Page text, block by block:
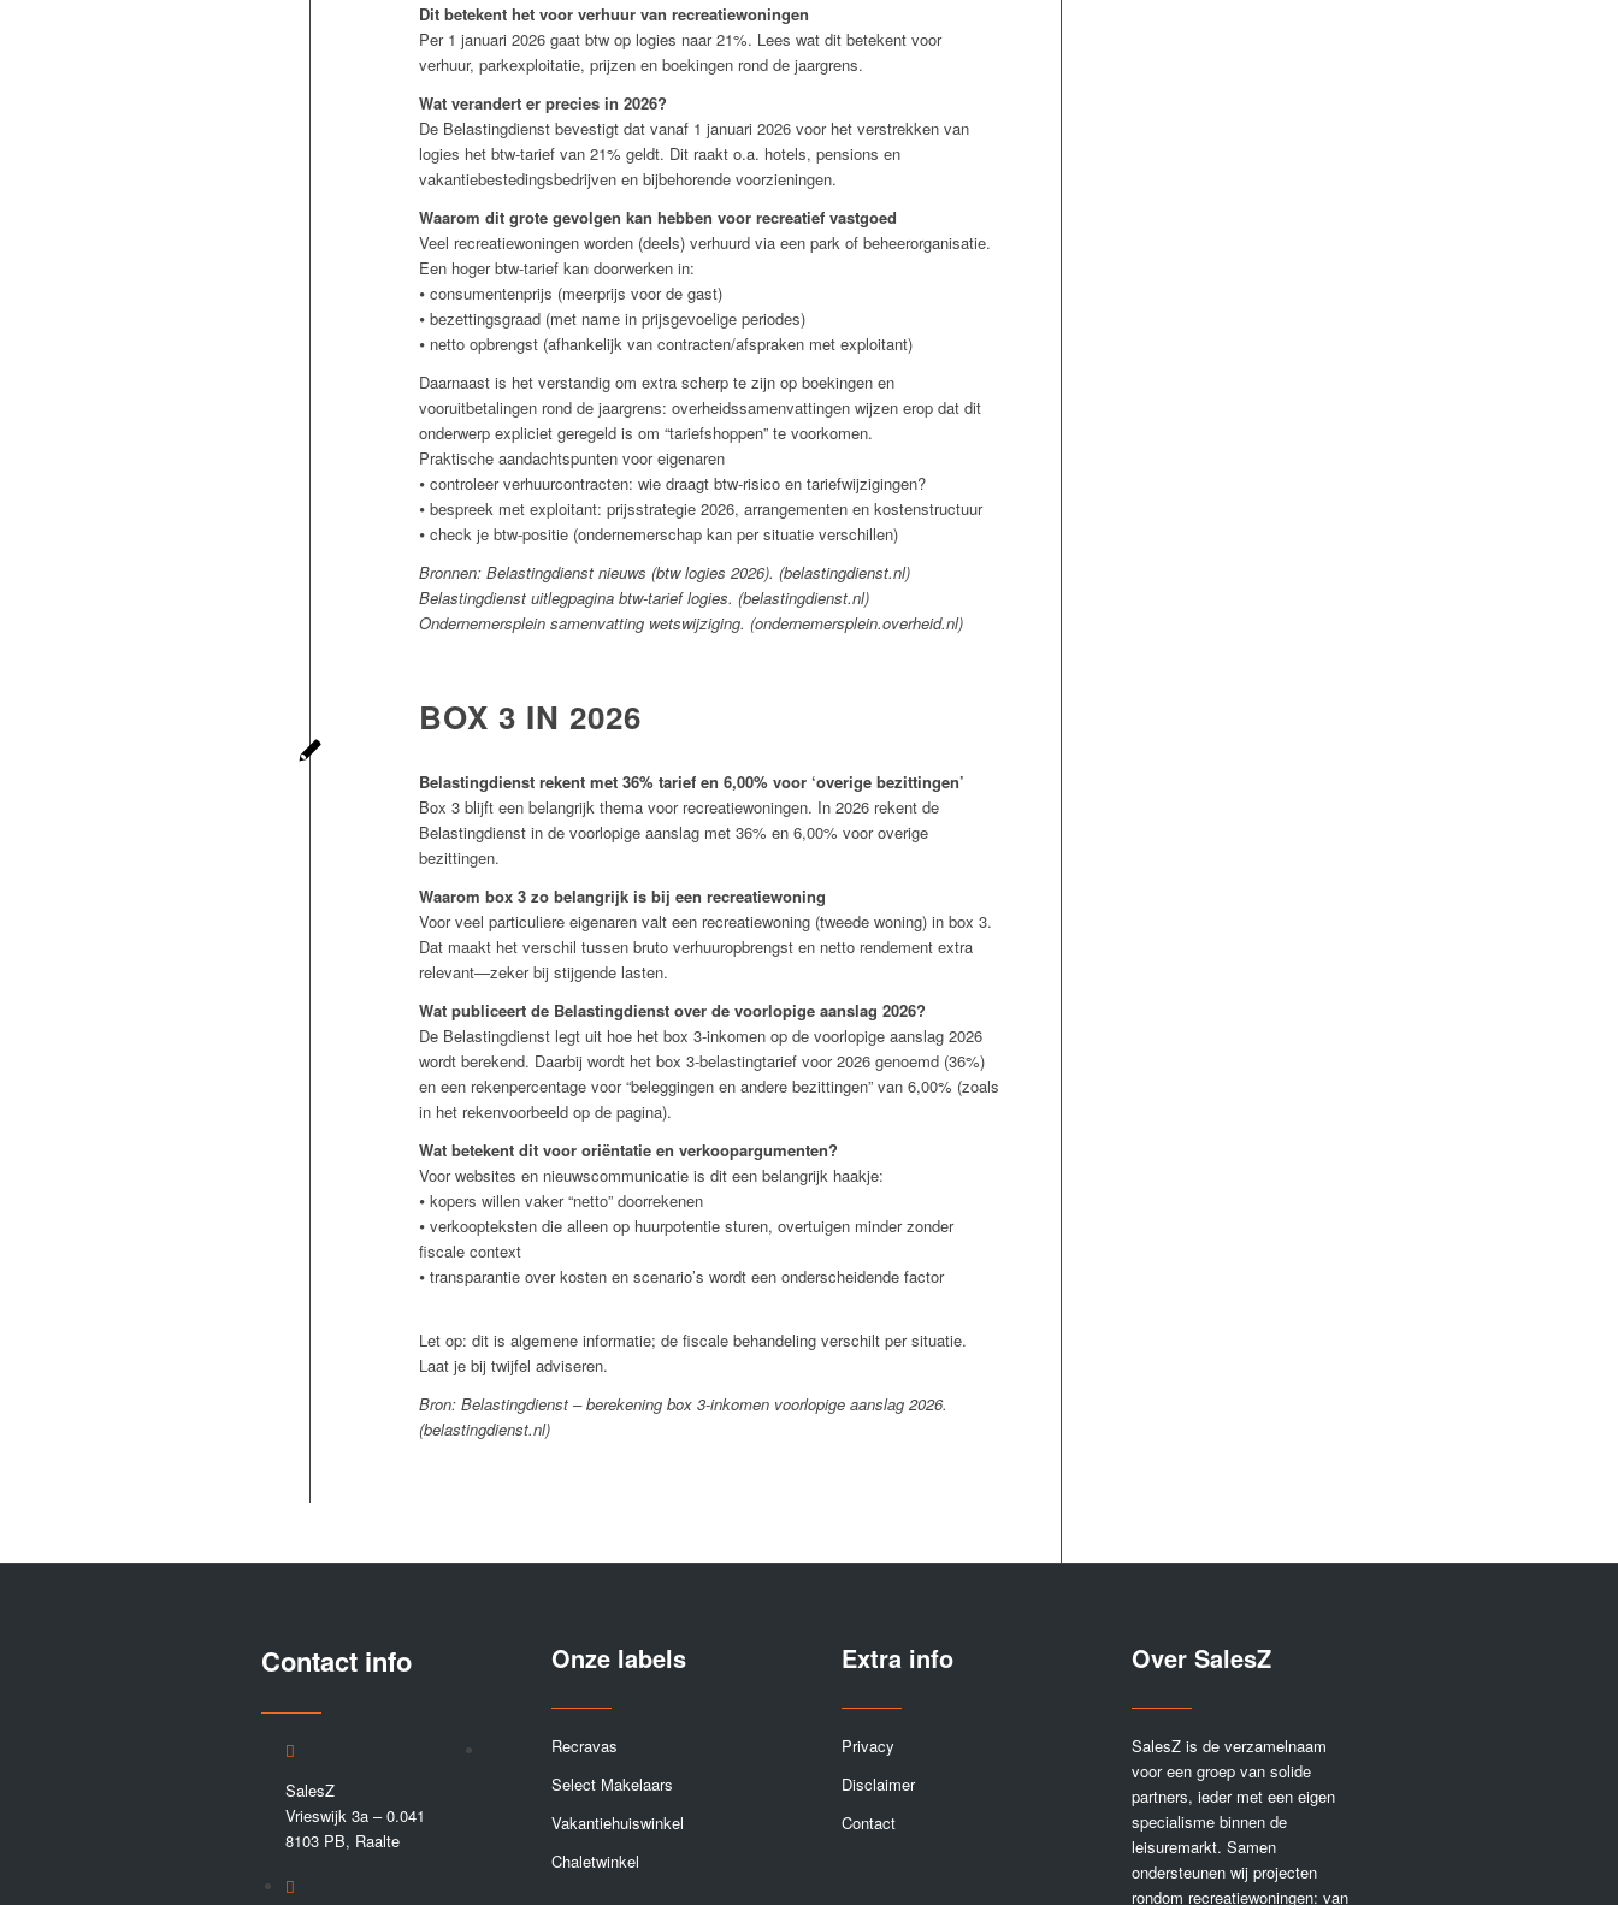
Dit betekent het voor verhuur van recreatiewoningen
Per 1 januari 2026 gaat btw op logies naar 21%. Lees wat dit betekent voor
verhuur, parkexploitatie, prijzen en boekingen rond de jaargrens.
Wat verandert er precies in 2026?
De Belastingdienst bevestigt dat vanaf 1 januari 2026 voor het verstrekken van
logies het btw-tarief van 21% geldt. Dit raakt o.a. hotels, pensions en
vakantiebestedingsbedrijven en bijbehorende voorzieningen.
Waarom dit grote gevolgen kan hebben voor recreatief vastgoed
Veel recreatiewoningen worden (deels) verhuurd via een park of beheerorganisatie.
Een hoger btw-tarief kan doorwerken in:
⦁ consumentenprijs (meerprijs voor de gast)
⦁ bezettingsgraad (met name in prijsgevoelige periodes)
⦁ netto opbrengst (afhankelijk van contracten/afspraken met exploitant)
Daarnaast is het verstandig om extra scherp te zijn op boekingen en
vooruitbetalingen rond de jaargrens: overheidssamenvattingen wijzen erop dat dit
onderwerp expliciet geregeld is om “tariefshoppen” te voorkomen.
Praktische aandachtspunten voor eigenaren
⦁ controleer verhuurcontracten: wie draagt btw-risico en tariefwijzigingen?
⦁ bespreek met exploitant: prijsstrategie 2026, arrangementen en kostenstructuur
⦁ check je btw-positie (ondernemerschap kan per situatie verschillen)
Bronnen: Belastingdienst nieuws (btw logies 2026). (belastingdienst.nl)
Belastingdienst uitlegpagina btw-tarief logies. (belastingdienst.nl)
Ondernemersplein samenvatting wetswijziging. (ondernemersplein.overheid.nl)
BOX 3 IN 2026
Belastingdienst rekent met 36% tarief en 6,00% voor ‘overige bezittingen’
Box 3 blijft een belangrijk thema voor recreatiewoningen. In 2026 rekent de
Belastingdienst in de voorlopige aanslag met 36% en 6,00% voor overige
bezittingen.
Waarom box 3 zo belangrijk is bij een recreatiewoning
Voor veel particuliere eigenaren valt een recreatiewoning (tweede woning) in box 3.
Dat maakt het verschil tussen bruto verhuuropbrengst en netto rendement extra
relevant—zeker bij stijgende lasten.
Wat publiceert de Belastingdienst over de voorlopige aanslag 2026?
De Belastingdienst legt uit hoe het box 3-inkomen op de voorlopige aanslag 2026
wordt berekend. Daarbij wordt het box 3-belastingtarief voor 2026 genoemd (36%)
en een rekenpercentage voor “beleggingen en andere bezittingen” van 6,00% (zoals
in het rekenvoorbeeld op de pagina).
Wat betekent dit voor oriëntatie en verkoopargumenten?
Voor websites en nieuwscommunicatie is dit een belangrijk haakje:
⦁ kopers willen vaker “netto” doorrekenen
⦁ verkoopteksten die alleen op huurpotentie sturen, overtuigen minder zonder
fiscale context
⦁ transparantie over kosten en scenario’s wordt een onderscheidende factor
Let op: dit is algemene informatie; de fiscale behandeling verschilt per situatie.
Laat je bij twijfel adviseren.
Bron: Belastingdienst – berekening box 3-inkomen voorlopige aanslag 2026.
(belastingdienst.nl)
Contact info
SalesZ
Vrieswijk 3a – 0.041
8103 PB, Raalte
Onze labels
Recravas
Select Makelaars
Vakantiehuiswinkel
Chaletwinkel
Extra info
Privacy
Disclaimer
Contact
Over SalesZ
SalesZ is de verzamelnaam
voor een groep van solide
partners, ieder met een eigen
specialisme binnen de
leisuremarkt. Samen
ondersteunen wij projecten
rondom recreatiewoningen: van